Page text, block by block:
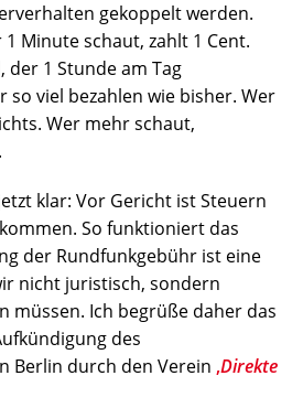
gekoppelt werden.
Minute schaut, zahlt 1 Cent.
der 1 Stunde am Tag
so viel bezahlen wie bisher. Wer
Wer mehr schaut,
klar: Vor Gericht ist Steuern
So funktioniert das
der Rundfunkgebühr ist eine
nicht juristisch, sondern
müssen. Ich begrüße daher das
des
Berlin durch den Verein ‚Direkte